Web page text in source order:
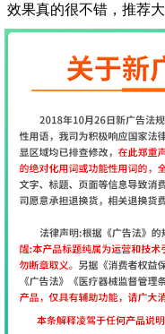
效果真的很不错，推荐大
2017年7月29日 17:13 经
一开始使用这个仪器还
收到货后老师第一时间
题老师也会第一时间回
果…
举报 回复
2017年7月12日 9:35经颅
我给我家大儿子用经颅
果真的很好，作为父母
激的不能吃，巧克力、
意给孩子喝了，吃过亏